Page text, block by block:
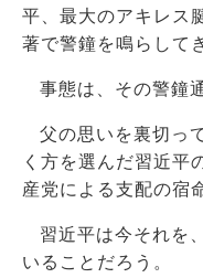
平、最大のアキレス
著で警鐘を鳴らして
事態は、その警鐘
父の思いを裏切っ
く方を選んだ習近平
産党による支配の宿
習近平は今それを
いることだろう。